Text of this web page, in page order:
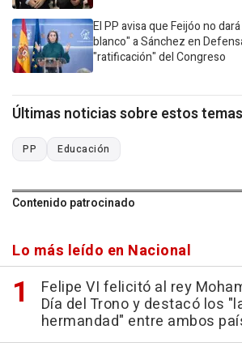
El PP avisa que Feijóo no
blanco" a Sánchez en
"ratificación" del Congreso
Últimas noticias sobre estos temas
PP Educación
Contenido patrocinado
Lo más leído en Nacional
Felipe VI felicitó al rey
Día del Trono y destacó los
hermandad" entre ambos